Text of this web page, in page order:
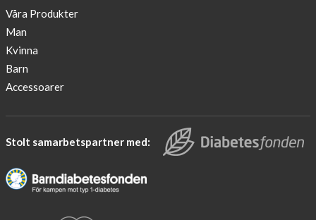
Lyfebulb
2016
We
the
against
diabetes.
Would
Våra Produkter
Man
Kvinna
Barn
Accessoarer
Stolt samarbetspartner med: